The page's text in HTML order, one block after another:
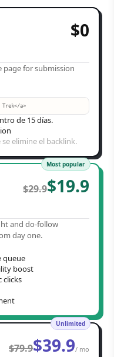
$0
for submission
a>
de 15 días.
elimine el backlink.
Most popular
$29.9$19.9
and do-follow
day one.
queue
boost
clicks
Unlimited
$79.9$39.9/ mo